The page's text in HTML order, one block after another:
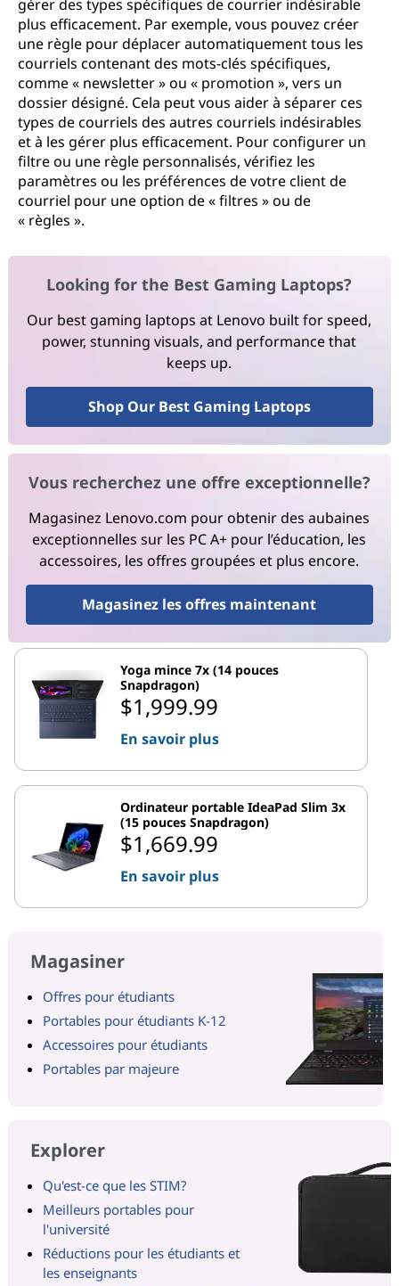
gérer des types spécifiques de courrier indésirable
plus efficacement. Par exemple, vous pouvez créer
une règle pour déplacer automatiquement tous les
courriels contenant des mots-clés spécifiques,
comme « newsletter » ou « promotion », vers un
dossier désigné. Cela peut vous aider à séparer ces
types de courriels des autres courriels indésirables
et à les gérer plus efficacement. Pour configurer un
filtre ou une règle personnalisés, vérifiez les
paramètres ou les préférences de votre client de
courriel pour une option de « filtres » ou de
« règles ».
Looking for the Best Gaming Laptops?
Our best gaming laptops at Lenovo built for speed,
power, stunning visuals, and performance that
keeps up.
Shop Our Best Gaming Laptops
Vous recherchez une offre exceptionnelle?
Magasinez Lenovo.com pour obtenir des aubaines
exceptionnelles sur les PC A+ pour l’éducation, les
accessoires, les offres groupées et plus encore.
Magasinez les offres maintenant
Yoga mince 7x (14 pouces
Snapdragon)
$1,999.99
En savoir plus
Ordinateur portable IdeaPad Slim 3x
(15 pouces Snapdragon)
$1,669.99
En savoir plus
Magasiner
Offres pour étudiants
Portables pour étudiants K-12
Accessoires pour étudiants
Portables par majeure
Explorer
Qu'est-ce que les STIM?
Meilleurs portables pour
l'université
Réductions pour les étudiants et
les enseignants